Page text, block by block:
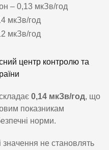
– 0,13 мкЗв/год
мкЗв/год
мкЗв/год
центр контролю та
0,14 мкЗв/год, що
показникам
норми.
значення не становлять